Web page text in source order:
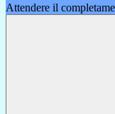
Attendere il